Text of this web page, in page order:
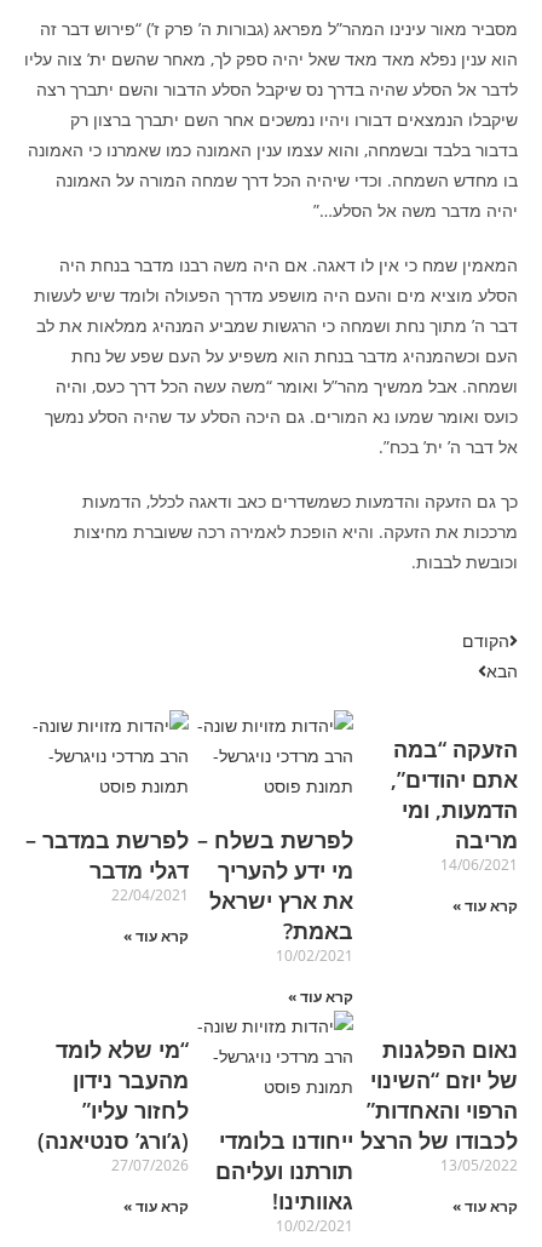
מסביר מאור עינינו המהר”ל מפראג (גבורות ה’ פרק ז’) “פירוש דבר זה
הוא ענין נפלא מאד מאד שאל יהיה ספק לך, מאחר שהשם ית’ צוה עליו
לדבר אל הסלע שהיה בדרך נס שיקבל הסלע הדבור והשם יתברך רצה
שיקבלו הנמצאים דבורו ויהיו נמשכים אחר השם יתברך ברצון רק
בדבור בלבד ובשמחה, והוא עצמו ענין האמונה כמו שאמרנו כי האמונה
בו מחדש השמחה. וכדי שיהיה הכל דרך שמחה המורה על האמונה
יהיה מדבר משה אל הסלע…”
המאמין שמח כי אין לו דאגה. אם היה משה רבנו מדבר בנחת היה
הסלע מוציא מים והעם היה מושפע מדרך הפעולה ולומד שיש לעשות
דבר ה’ מתוך נחת ושמחה כי הרגשות שמביע המנהיג ממלאות את לב
העם וכשהמנהיג מדבר בנחת הוא משפיע על העם שפע של נחת
ושמחה. אבל ממשיך מהר”ל ואומר “משה עשה הכל דרך כעס, והיה
כועס ואומר שמעו נא המורים. גם היכה הסלע עד שהיה הסלע נמשך
אל דבר ה’ ית’ בכח”.
כך גם הזעקה והדמעות כשמשדרים כאב ודאגה לכלל, הדמעות
מרככות את הזעקה. והיא הופכת לאמירה רכה ששוברת מחיצות
וכובשת לבבות.
הקודם
הבא
הזעקה “במה
אתם יהודים”,
הדמעות, ומי
מריבה
14/06/2021
קרא עוד »
לפרשת בשלח –
מי ידע להעריך
את ארץ ישראל
באמת?
10/02/2021
קרא עוד »
לפרשת במדבר –
דגלי מדבר
22/04/2021
קרא עוד »
נאום הפלגנות
של יוזם “השינוי
הרפוי והאחדות”
לכבודו של הרצל
13/05/2022
קרא עוד »
ייחודנו בלומדי
תורתנו ועליהם
גאוותינו!
10/02/2021
“מי שלא לומד
מהעבר נידון
לחזור עליו”
(ג’ורג’ סנטיאנה)
27/07/2026
קרא עוד »